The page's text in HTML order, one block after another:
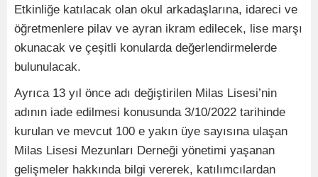
Etkinliğe katılacak olan okul arkadaşlarına, idareci ve
öğretmenlere pilav ve ayran ikram edilecek, lise marşı
okunacak ve çeşitli konularda değerlendirmelerde
bulunulacak.
Ayrıca 13 yıl önce adı değiştirilen Milas Lisesi’nin
adının iade edilmesi konusunda 3/10/2022 tarihinde
kurulan ve mevcut 100 e yakın üye sayısına ulaşan
Milas Lisesi Mezunları Derneği yönetimi yaşanan
gelişmeler hakkında bilgi vererek, katılımcılardan